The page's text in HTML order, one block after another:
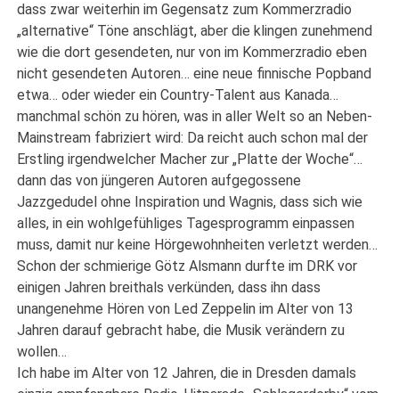
dass zwar weiterhin im Gegensatz zum Kommerzradio
„alternative“ Töne anschlägt, aber die klingen zunehmend
wie die dort gesendeten, nur von im Kommerzradio eben
nicht gesendeten Autoren… eine neue finnische Popband
etwa… oder wieder ein Country-Talent aus Kanada…
manchmal schön zu hören, was in aller Welt so an Neben-
Mainstream fabriziert wird: Da reicht auch schon mal der
Erstling irgendwelcher Macher zur „Platte der Woche“…
dann das von jüngeren Autoren aufgegossene
Jazzgedudel ohne Inspiration und Wagnis, dass sich wie
alles, in ein wohlgefühliges Tagesprogramm einpassen
muss, damit nur keine Hörgewohnheiten verletzt werden…
Schon der schmierige Götz Alsmann durfte im DRK vor
einigen Jahren breithals verkünden, dass ihn dass
unangenehme Hören von Led Zeppelin im Alter von 13
Jahren darauf gebracht habe, die Musik verändern zu
wollen…
Ich habe im Alter von 12 Jahren, die in Dresden damals